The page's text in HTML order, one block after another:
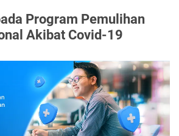
Program Pemulihan
Akibat Covid-19